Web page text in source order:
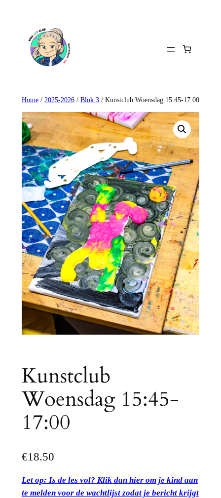
Home/ 2025-2026/ Blok 3/ Kunstclub Woensdag 15:45-17:00
Kunstclub
Woensdag 15:45-
17:00
€18.50
Let op: Is de les vol? Klik dan hier om je kind aan
te melden voor de wachtlijst zodat je bericht krijgt